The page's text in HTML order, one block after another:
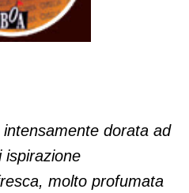
dorata ad
ispirazione
molto profumata